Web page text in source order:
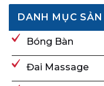
DANH MỤC
Bóng Bàn
Đai Massage